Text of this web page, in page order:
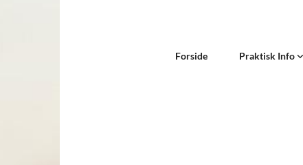
Forside Praktisk Info